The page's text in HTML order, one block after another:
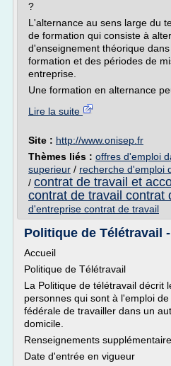
?
L'alternance au sens large du
de formation qui consiste à
d'enseignement théorique
formation et des périodes de
entreprise.
Une formation en alternance
Lire la suite
Site : http://www.onisep.fr
Thèmes liés : offres d'emploi
superieur / recherche d'emploi
/ contrat de travail et
contrat de travail contrat
d'entreprise contrat de travail
Politique de Télétravail
Accueil
Politique de Télétravail
La Politique de télétravail décrit
personnes qui sont à l'emploi
fédérale de travailler dans un
domicile.
Renseignements
Date d'entrée en vigueur